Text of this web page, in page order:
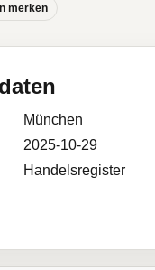
merken
München
2025-10-29
Handelsregister